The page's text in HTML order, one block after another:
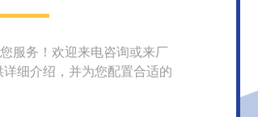
服务！欢迎来电咨询或来厂
细介绍，并为您配置合适的